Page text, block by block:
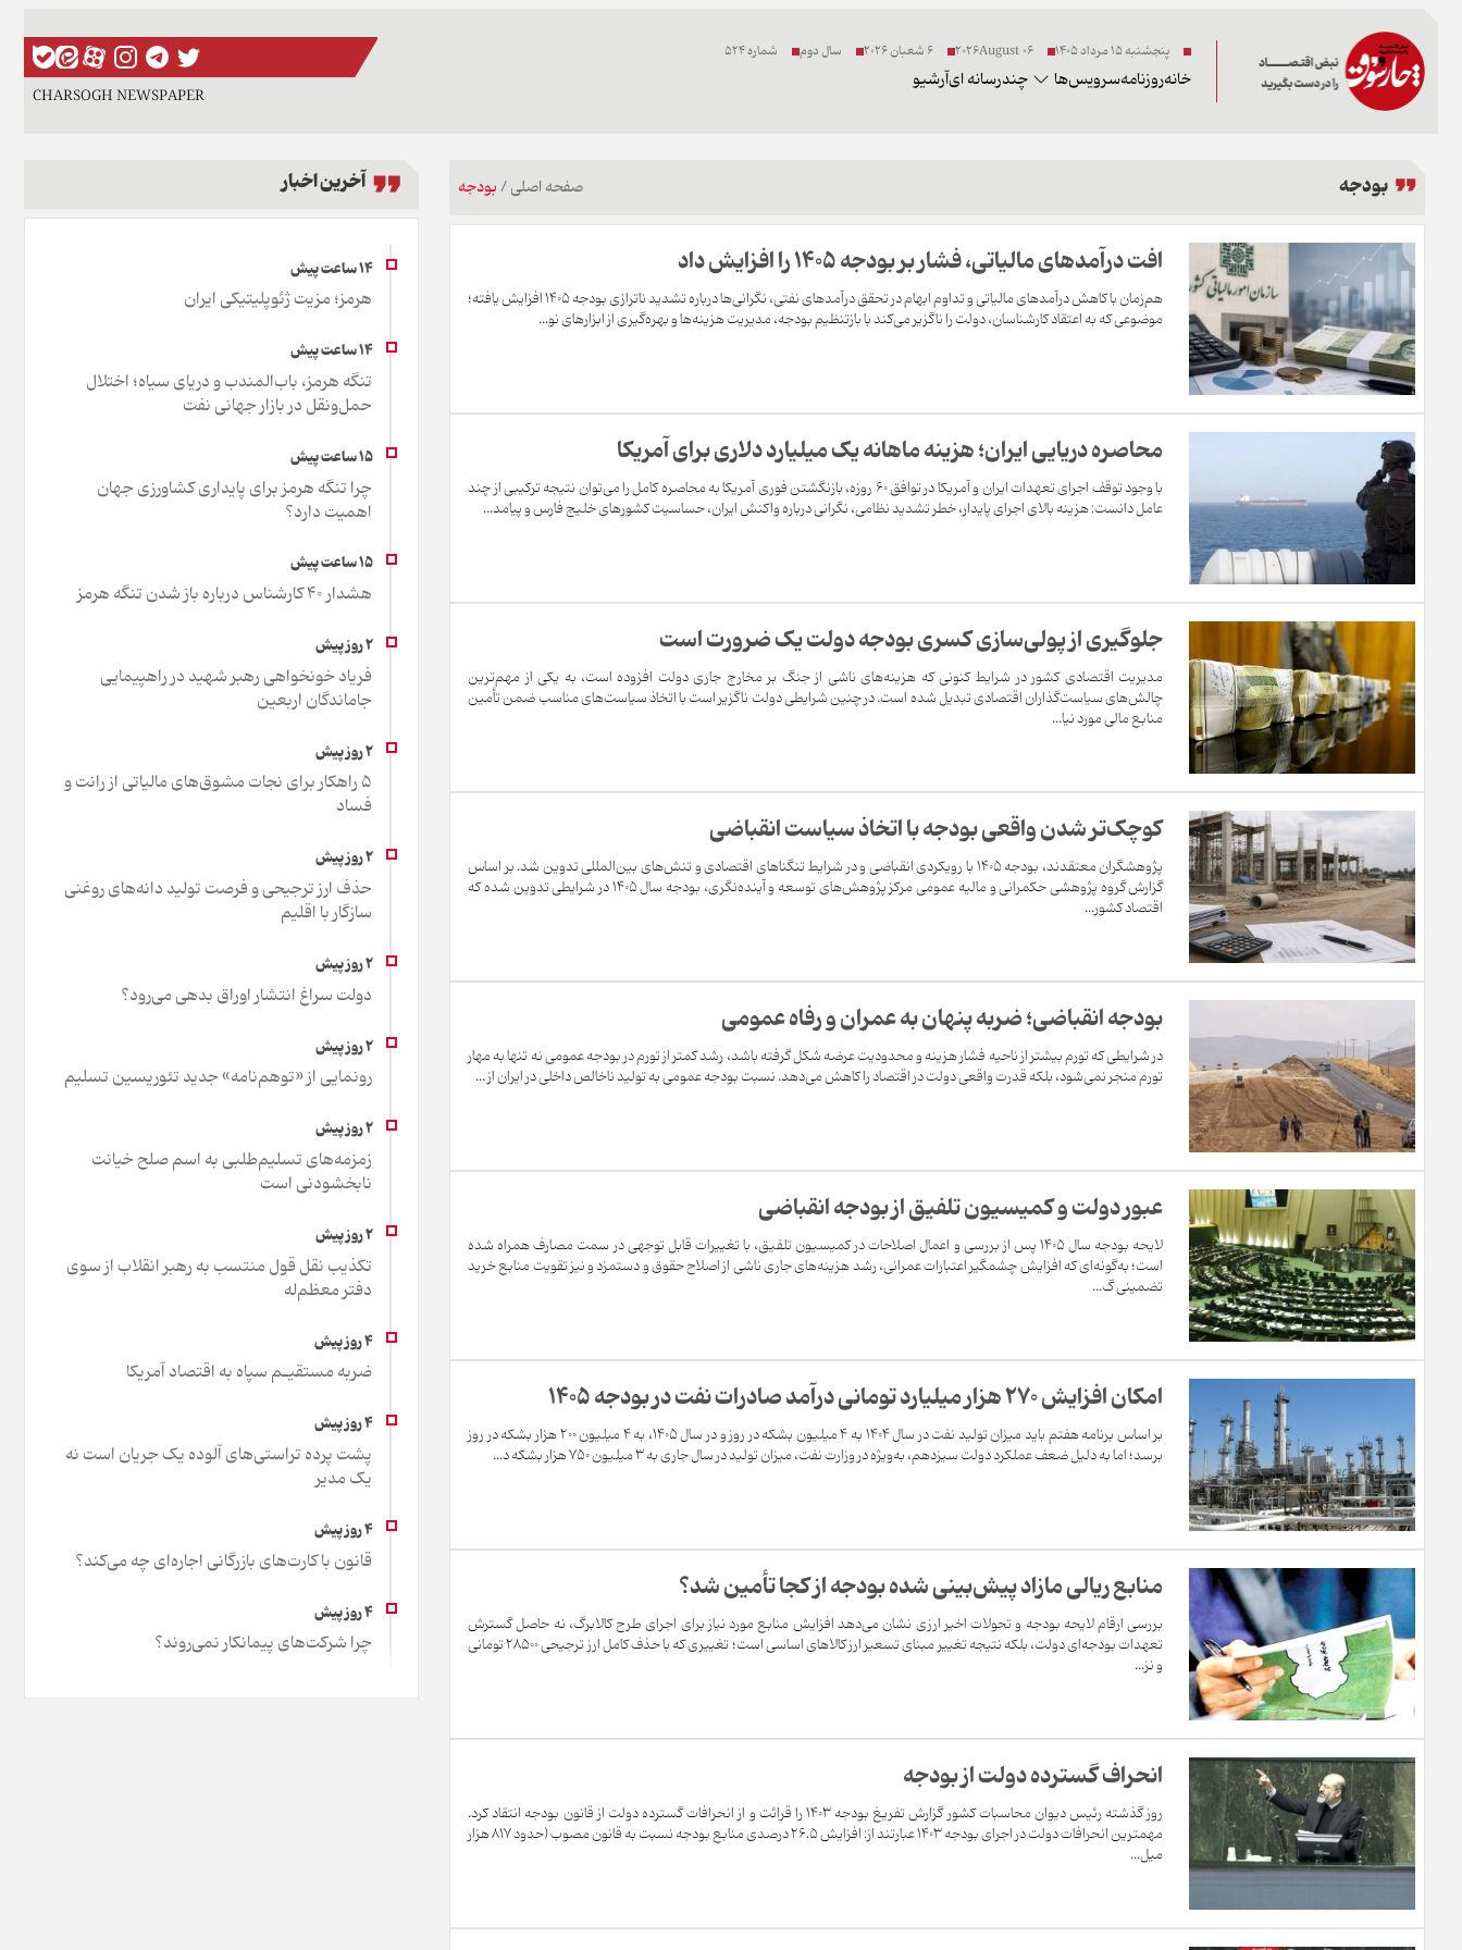
پنجشنبه ۱۵ مرداد ۱۴۰۵ 06 2026August 6 شعبان 2026 سال دوم شماره 524
خانهروزنامهسرویس‌ها چندرسانه ایآرشیو
CHARSOGH NEWSPAPER
بودجه صفحه اصلی/ بودجه
افت درآمدهای مالیاتی، فشار بر بودجه ۱۴۰۵ را افزایش داد
هم‌زمان با کاهش درآمدهای مالیاتی و تداوم ابهام در تحقق درآمدهای نفتی، نگرانی‌ها درباره تشدید ناترازی بودجه ۱۴۰۵ افزایش یافته؛
موضوعی که به اعتقاد کارشناسان، دولت را ناگزیر می‌کند با بازتنظیم بودجه، مدیریت هزینه‌ها و بهره‌گیری از ابزارهای نو...
محاصره دریایی ایران؛ هزینه ماهانه یک میلیارد دلاری برای آمریکا
با وجود توقف اجرای تعهدات ایران و آمریکا در توافق ۶۰ روزه، بازنگشتن فوری آمریکا به محاصره کامل را می‌توان نتیجه ترکیبی از چند
عامل دانست: هزینه بالای اجرای پایدار، خطر تشدید نظامی، نگرانی درباره واکنش ایران، حساسیت کشورهای خلیج فارس و پیامد...
جلوگیری از پولی‌سازی کسری بودجه دولت یک ضرورت است
مدیریت اقتصادی کشور در شرایط کنونی که هزینه‌های ناشی از جنگ بر مخارج جاری دولت افزوده است، به یکی از مهم‌ترین
چالش‌های سیاست‌گذاران اقتصادی تبدیل شده است. در چنین شرایطی دولت ناگزیر است با اتخاذ سیاست‌های مناسب ضمن تأمین
منابع مالی مورد نیا...
کوچک‌تر شدن واقعی بودجه با اتخاذ سیاست انقباضی
پژوهشگران معتقدند، بودجه 1405 با رویکردی انقباضی و در شرایط تنگناهای اقتصادی و تنش‌های بین‌المللی تدوین شد. بر اساس
گزارش گروه پژوهشی حکمرانی و مالیه عمومی مرکز پژوهش‌های توسعه و آینده‌نگری، بودجه سال 1405 در شرایطی تدوین شده که
اقتصاد کشور...
بودجه انقباضی؛ ضربه پنهان به عمران و رفاه عمومی
در شرایطی که تورم بیشتر از ناحیه فشار هزینه و محدودیت عرضه شکل گرفته باشد، رشد کمتر از تورم در بودجه عمومی نه تنها به مهار
تورم منجر نمی‌شود، بلکه قدرت واقعی دولت در اقتصاد را کاهش می‌دهد. نسبت بودجه عمومی به تولید ناخالص داخلی در ایران از ...
عبور دولت و کمیسیون تلفیق از بودجه انقباضی
لایحه بودجه سال ۱۴۰۵ پس از بررسی و اعمال اصلاحات در کمیسیون تلفیق، با تغییرات قابل توجهی در سمت مصارف همراه شده
است؛ به‌گونه‌ای که افزایش چشمگیر اعتبارات عمرانی، رشد هزینه‌های جاری ناشی از اصلاح حقوق و دستمزد و نیز تقویت منابع خرید
تضمینی گ...
امکان افزایش ۲۷۰ هزار میلیارد تومانی درآمد صادرات نفت در بودجه ۱۴۰۵
بر اساس برنامه هفتم باید میزان تولید نفت در سال ۱۴۰۴ به ۴ میلیون بشکه در روز و در سال ۱۴۰۵، به ۴ میلیون ۲۰۰ هزار بشکه در روز
برسد؛ اما به دلیل ضعف عملکرد دولت سیزدهم، به‌ویژه در وزارت نفت، میزان تولید در سال جاری به ۳ میلیون ۷۵۰ هزار بشکه د...
منابع ریالی مازاد پیش‌بینی شده بودجه از کجا تأمین شد؟
بررسی ارقام لایحه بودجه و تحولات اخیر ارزی نشان می‌دهد افزایش منابع مورد نیاز برای اجرای طرح کالابرگ، نه حاصل گسترش
تعهدات بودجه‌ای دولت، بلکه نتیجه تغییر مبنای تسعیر ارز کالاهای اساسی است؛ تغییری که با حذف کامل ارز ترجیحی ۲۸۵۰۰ تومانی
و نز...
انحراف گسترده دولت از بودجه
روز گذشته رئیس دیوان محاسبات کشور گزارش تفریغ بودجه ۱۴۰۳ را قرائت و از انحرافات گسترده دولت از قانون بودجه انتقاد کرد.
مهمترین انحرافات دولت در اجرای بودجه 1403 عبارتند از: افزایش 26.5 درصدی منابع بودجه نسبت به قانون مصوب (حدود 817 هزار
میل...
آخرین اخبار
هرمز؛ مزیت ژئوپلیتیکی ایران
تنگه هرمز، باب‌المندب و دریای سیاه؛ اختلال
حمل‌ونقل در بازار جهانی نفت
چرا تنگه هرمز برای پایداری کشاورزی جهان
اهمیت دارد؟
هشدار 40 کارشناس درباره باز شدن تنگه هرمز
فریاد خونخواهی رهبر شهید در راهپیمایی
جاماندگان اربعین
۵ راهکار برای نجات مشوق‌های مالیاتی از رانت و
فساد
حذف ارز ترجیحی و فرصت تولید دانه‌های روغنی
سازگار با اقلیم
دولت سراغ انتشار اوراق بدهی می‌رود؟
رونمایی از «توهم‌نامه» جدید تئور‌یسین تسلیم
زمزمه‌های تسلیم‌طلبی به اسم صلح خیانت
نابخشودنی است
تکذیب نقل قول منتسب به رهبر انقلاب از سوی
دفتر معظم‌له
ضربه مستقیـم سپاه به اقتصاد آمر‌یکا
پشت پرده تراستی‌های آلوده یک جریان است نه
یک مدیر
قانون با کارت‌های بازرگانی اجاره‌ای چه می‌کند؟
چرا شرکت‌های پیمانکار نمی‌روند؟